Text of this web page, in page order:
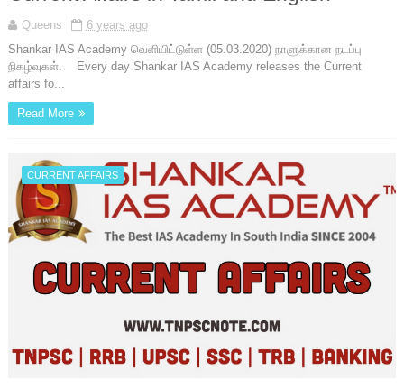
Queens
6 years ago
Shankar IAS Academy வெளியிட்டுள்ள (05.03.2020) நாளுக்கான நடப்பு
நிகழ்வுகள். Every day Shankar IAS Academy releases the Current
affairs fo...
Read More
CURRENT AFFAIRS